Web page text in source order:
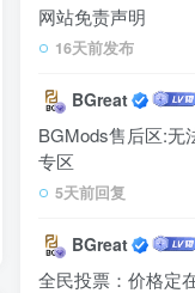
网站免责声明
16天前发布
BGreat
BGMods售后区:无
专区
5天前回复
BGreat
全民投票：价格定